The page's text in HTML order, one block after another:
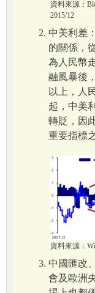
資料來源：
2015/12
中美利差
的關係，
為人民幣
融風暴後
以上，人
起，中美
轉貶，因
重要指標
資料來源：
中國匯改
會及歐洲